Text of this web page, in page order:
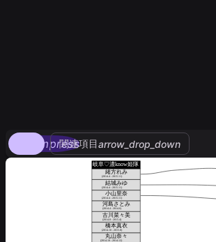
compress
関連項目arrow_drop_down